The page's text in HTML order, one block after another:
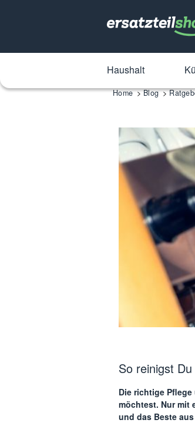
Haushalt
Home Blog
So reinigst
Die richtige
möchtest. Nur mit
und das Beste